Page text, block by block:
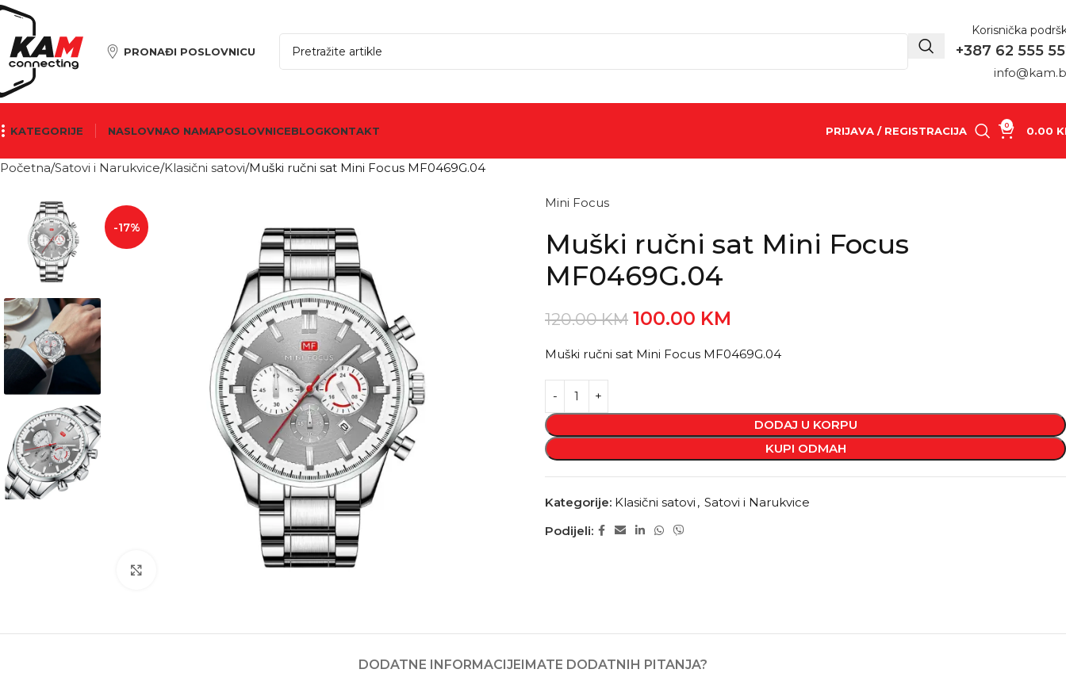
PRONAĐI POSLOVNICU
Korisnička
+387 62 555
KATEGORIJE NASLOVNAO NAMAPOSLOVNICEBLOGKONTAKT PRIJAVA / REGISTRACIJA 0 0.00
Početna Satovi i Narukvice Klasični satovi Muški ručni sat Mini Focus MF0469G.04
-17%
Kliknite za povećanje
Mini Focus
Muški ručni sat Mini Focus
MF0469G.04
120.00KM 100.00 KM
Muški ručni sat Mini Focus MF0469G.04
DODAJ U KORPU
KUPI ODMAH
Kategorije: Klasični satovi , Satovi i Narukvice
Podijeli:
DODATNE INFORMACIJEIMATE DODATNIH PITANJA?